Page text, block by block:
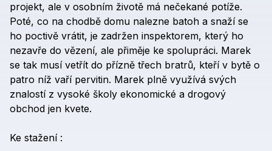
projekt, ale v osobním životě má nečekané potíže.
Poté, co na chodbě domu nalezne batoh a snaží se
ho poctivě vrátit, je zadržen inspektorem, který ho
nezavře do vězení, ale přiměje ke spolupráci. Marek
se tak musí vetřít do přízně třech bratrů, kteří v bytě o
patro níž vaří pervitin. Marek plně využívá svých
znalostí z vysoké školy ekonomické a drogový
obchod jen kvete.
Ke stažení :